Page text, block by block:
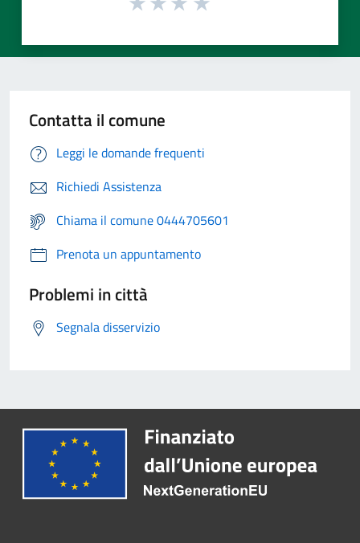
Contatta il comune
Leggi le domande frequenti
Richiedi Assistenza
Chiama il comune 0444705601
Prenota un appuntamento
Problemi in città
Segnala disservizio